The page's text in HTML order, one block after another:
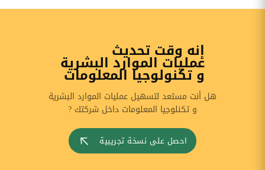
إنه وقت تحديث
عمليات الموارد البشرية
و تكنولوجيا المعلومات
هل أنت مستعد لتسهيل عمليات الموارد البشرية
و تكنلوجيا المعلومات داخل شركتك ?
احصل على نسخة تجريبية